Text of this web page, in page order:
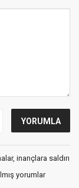
inançlara saldırı
yorumlar